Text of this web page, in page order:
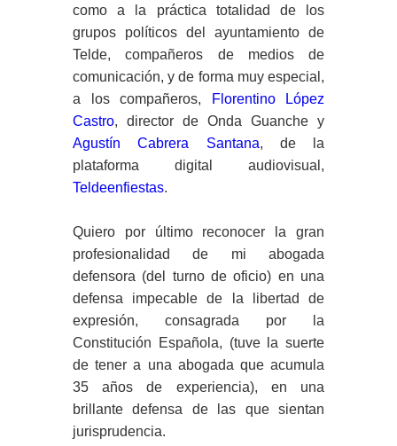
como a la práctica totalidad de los
grupos políticos del ayuntamiento de
Telde, compañeros de medios de
comunicación, y de forma muy especial,
a los compañeros,
Florentino López
Castro, director de Onda Guanche y
Agustín Cabrera Santana, de la
plataforma digital audiovisual,
Teldeenfiestas.
Quiero por último reconocer la gran
profesionalidad de mi abogada
defensora (del turno de oficio) en una
defensa impecable de la libertad de
expresión, consagrada por la
Constitución Española, (tuve la suerte
de tener a una abogada que acumula
35 años de experiencia), en una
brillante defensa de las que sientan
jurisprudencia.